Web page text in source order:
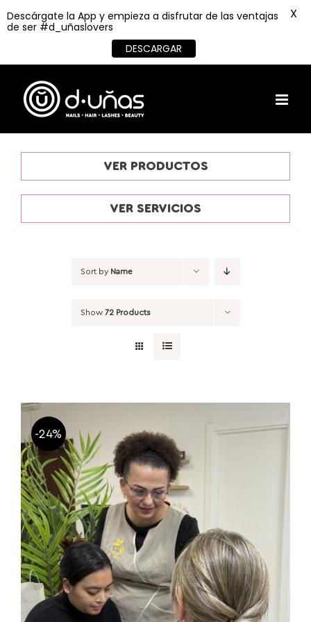
content
VER PRODUCTOS
VER SERVICIOS
Sort by Name
Show 72 Products
-24%
Descárgate la App y empieza a disfrutar de las ventajas
de ser #d_uñaslovers
DESCARGAR
X